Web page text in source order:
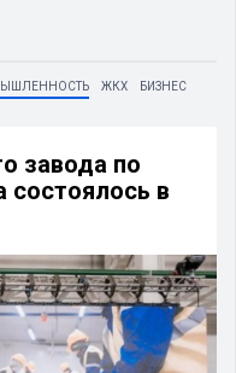
ЖКХ БИЗНЕС
завода по
состоялось в